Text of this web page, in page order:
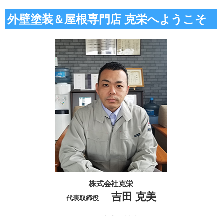
外壁塗装＆屋根専門店 克栄へようこそ
株式会社克栄
代表取締役 吉田 克美